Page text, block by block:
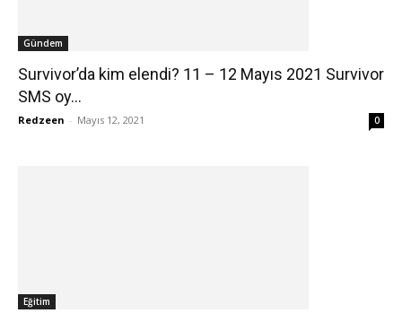
Gündem
Survivor’da kim elendi? 11 – 12 Mayıs 2021 Survivor
SMS oy...
Redzeen - Mayıs 12, 2021 0
Eğitim